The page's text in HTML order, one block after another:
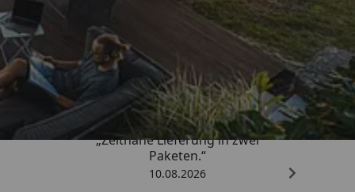
Trusted Shops
4,81/ 5
„Zeitnahe Lieferung in zwei
Paketen.“
10.08.2026